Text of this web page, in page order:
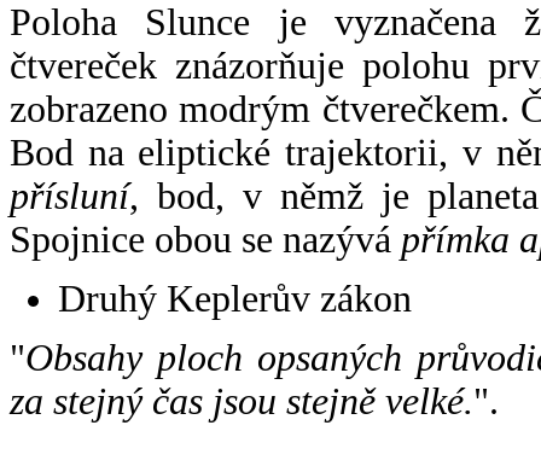
Poloha Slunce je vyznačena
čtvereček znázorňuje polohu
zobrazeno modrým čtverečkem.
Bod na eliptické trajektorii, v
přísluní, bod, v němž je
Spojnice obou se nazývá přímka
Druhý Keplerův zákon
"Obsahy ploch opsaných
za stejný čas jsou stejně velké.".